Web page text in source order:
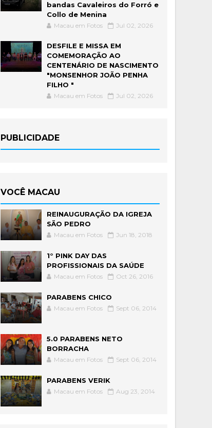
bandas Cavaleiros do Forró e
Collo de Menina
Macau em Fotos Jul 02, 2026
DESFILE E MISSA EM
COMEMORAÇÃO AO
CENTENÁRIO DE NASCIMENTO
"MONSENHOR JOÃO PENHA
FILHO "
Macau em Fotos Jul 02, 2026
PUBLICIDADE
VOCÊ MACAU
REINAUGURAÇÃO DA IGREJA
SÃO PEDRO
Macau em Fotos Jun 18, 2018
1° PINK DAY DAS
PROFISSIONAIS DA SAÚDE
Macau em Fotos Oct 26, 2016
PARABENS CHICO
Macau em Fotos Sept 06, 2014
5.0 PARABENS NETO
BORRACHA
Macau em Fotos Sept 06, 2014
PARABENS VERIK
Macau em Fotos Aug 23, 2014